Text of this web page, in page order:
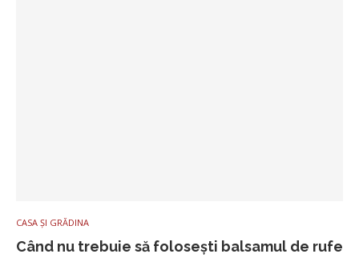
CASA ȘI GRĂDINA
Când nu trebuie să folosești balsamul de rufe